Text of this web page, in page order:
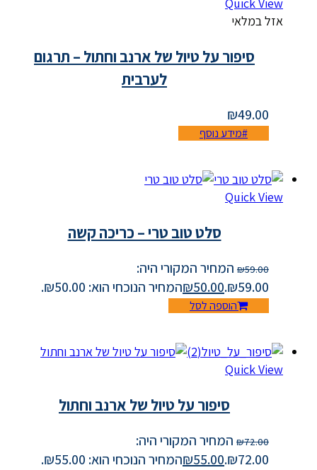
Quick View
אזל במלאי
סיפור על טיול של ארנב וחתול – תרגום
לערבית
₪49.00
מידע נוסף
Quick View
סלט טוב טרי – כריכה קשה
₪59.00
המחיר המקורי היה:
₪59.00.
₪50.00 המחיר הנוכחי הוא: ₪50.00.
הוספה לסל
Quick View
סיפור על טיול של ארנב וחתול
₪72.00
המחיר המקורי היה:
₪72.00.
₪55.00 המחיר הנוכחי הוא: ₪55.00.